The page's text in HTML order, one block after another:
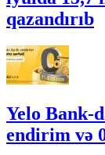
qazandırıb
Yelo Bank-
endirim və